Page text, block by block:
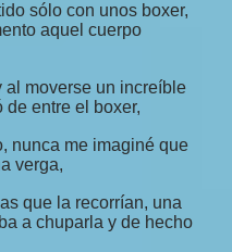
sólo con unos boxer,
aquel cuerpo
al moverse un increíble
entre el boxer,
nunca me imaginé que
verga,
que la recorrían, una
a chuparla y de hecho